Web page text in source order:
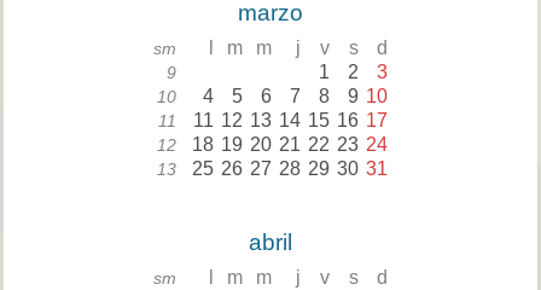
marzo
sm m m j v s d
9 1 2 3
10 4 5 6 7 8 9 10
11 11 12 13 14 15 16 17
12 18 19 20 21 22 23 24
13 25 26 27 28 29 30 31
abril
sm m m j v s d